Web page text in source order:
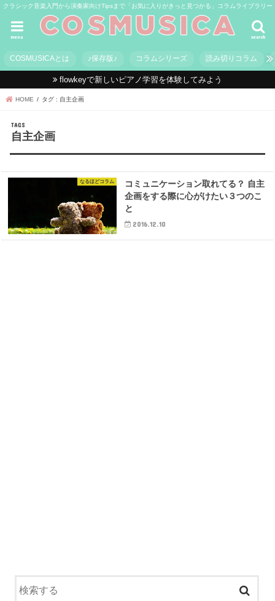
クラシック音楽入門から演奏家向けTipsまで「お気に入りがきっと見つかる」コラムライブラリー
search
menu
COSMUSICAとは ♪保存版♪ コラムシリーズ 読み切りコラム
flowkeyで新しいピアノ学習を体験してみよう
HOME タグ : 自主企画
自主企画
なるほどコラム
コミュニケーション取れてる？ 自主
企画をする際に心がけたい３つのこ
と
2016.12.10